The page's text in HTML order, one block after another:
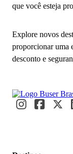
que você esteja
Explore novos
proporcionar uma
desconto e